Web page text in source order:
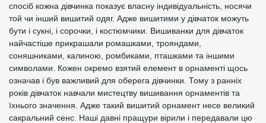
спосіб кожна дівчинка показує власну індивідуальність, носячи
той чи інший вишитий одяг. Адже вишитими у дівчаток можуть
бути і сукні, і сорочки, і костюмчики. Вишиванки для дівчаток
найчастіше прикрашали ромашками, трояндами,
соняшниками, калиною, ромбиками, пташками та іншими
символами. Кожен окремо взятий елемент в орнаменті щось
означав і був важливий для оберега дівчинки. Тому з ранніх
років дівчаток навчали мистецтву вишивання орнаментів та
їхнього значення. Адже такий вишитий орнамент несе великий
сакральний сенс. Наші давні пращури вірили і передавали цю